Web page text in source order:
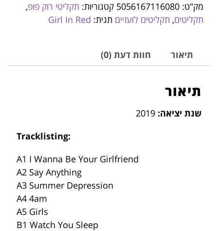
מק"ט: 5056167116080 קטגוריות: תקליטי רוק פופ,
תקליטים, תקליטים לועזיים תגית: Girl In Red
תיאור חוות דעת (0)
תיאור
שנת יציאה:
Tracklisting:
A1 I Wanna Be Your Girlfriend
A2 Say Anything
A3 Summer Depression
A4 4am
A5 Girls
B1 Watch You Sleep